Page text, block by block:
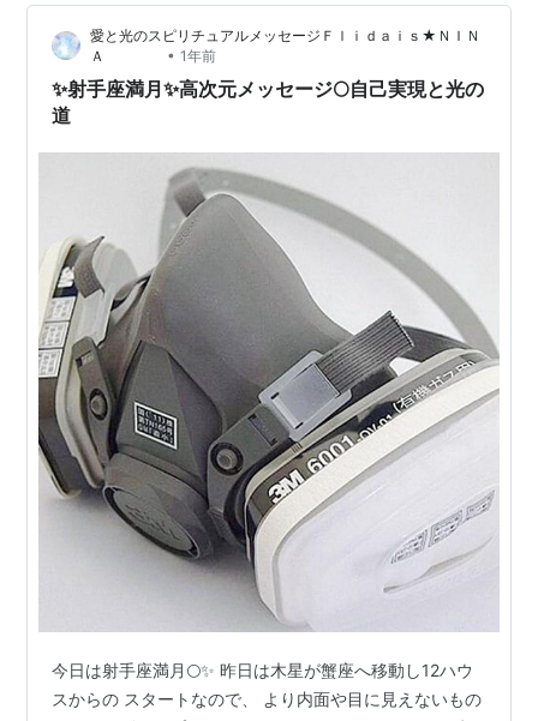
ズ海峡が封鎖されていますが，この記事を書いているタ
イミングで，原油タンカーが少しずつ通過し始めまし
た。 現地で足止めされている関係者の皆様もどうぞご無
事であ…
愛と光のスピリチュアルメッセージＦｌｉｄａｉｓ★ＮＩＮ
Ａ
• 1年前
✨射手座満月✨高次元メッセージ🌕自己実現と光の
道
今日は射手座満月🌕✨ 昨日は木星が蟹座へ移動し12ハウ
スからの スタートなので、 より内面や目に見えないもの